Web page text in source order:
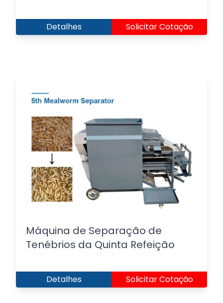
Detalhes Solicitar Cotação
Máquina de Separação de
Tenébrios da Quinta Refeição
Detalhes Solicitar Cotação